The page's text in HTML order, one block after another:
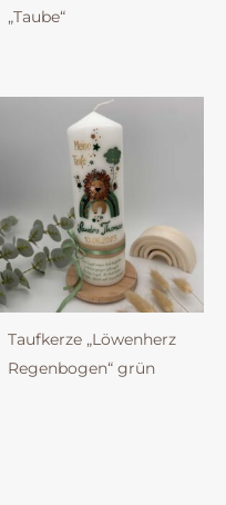
„Taube“
Taufkerze „Löwenherz
Regenbogen“ grün